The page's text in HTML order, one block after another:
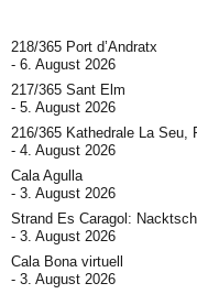
218/365 Port d’Andratx
6. August 2026
217/365 Sant Elm
5. August 2026
216/365 Kathedrale La Seu,
4. August 2026
Cala Agulla
3. August 2026
Strand Es Caragol:
3. August 2026
Cala Bona virtuell
3. August 2026